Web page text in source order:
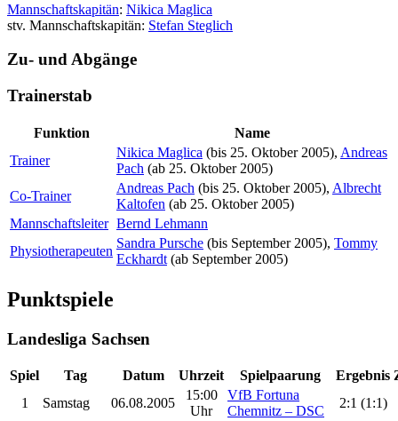
Mannschaftskapitän: Nikica Maglica
stv. Mannschaftskapitän: Stefan Steglich
Zu- und Abgänge
Trainerstab
Funktion
Name
Trainer
Nikica Maglica (bis 25. Oktober 2005), Andreas
Pach (ab 25. Oktober 2005)
Co-Trainer
Andreas Pach (bis 25. Oktober 2005), Albrecht
Kaltofen (ab 25. Oktober 2005)
Mannschaftsleiter Bernd Lehmann
Physiotherapeuten
Sandra Pursche (bis September 2005), Tommy
Eckhardt (ab September 2005)
Punktspiele
Landesliga Sachsen
Spiel Tag Datum Uhrzeit Spielpaarung Ergebnis
1
Samstag 06.08.2005
15:00
Uhr
VfB Fortuna
Chemnitz – DSC
2:1 (1:1)